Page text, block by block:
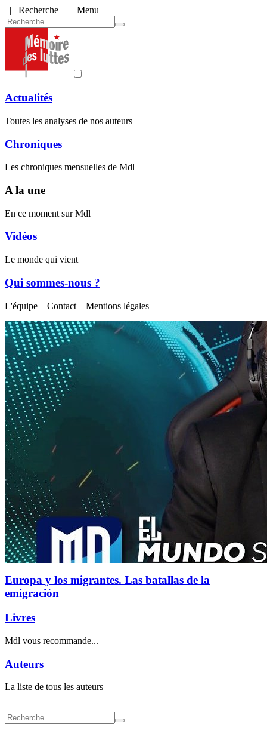
| Recherche | Menu
Actualités
Toutes les analyses de nos auteurs
Chroniques
Les chroniques mensuelles de Mdl
A la une
En ce moment sur Mdl
Vidéos
Le monde qui vient
Qui sommes-nous ?
L'équipe – Contact – Mentions légales
Europa y los migrantes. Las batallas de la
emigración
Livres
Mdl vous recommande...
Auteurs
La liste de tous les auteurs